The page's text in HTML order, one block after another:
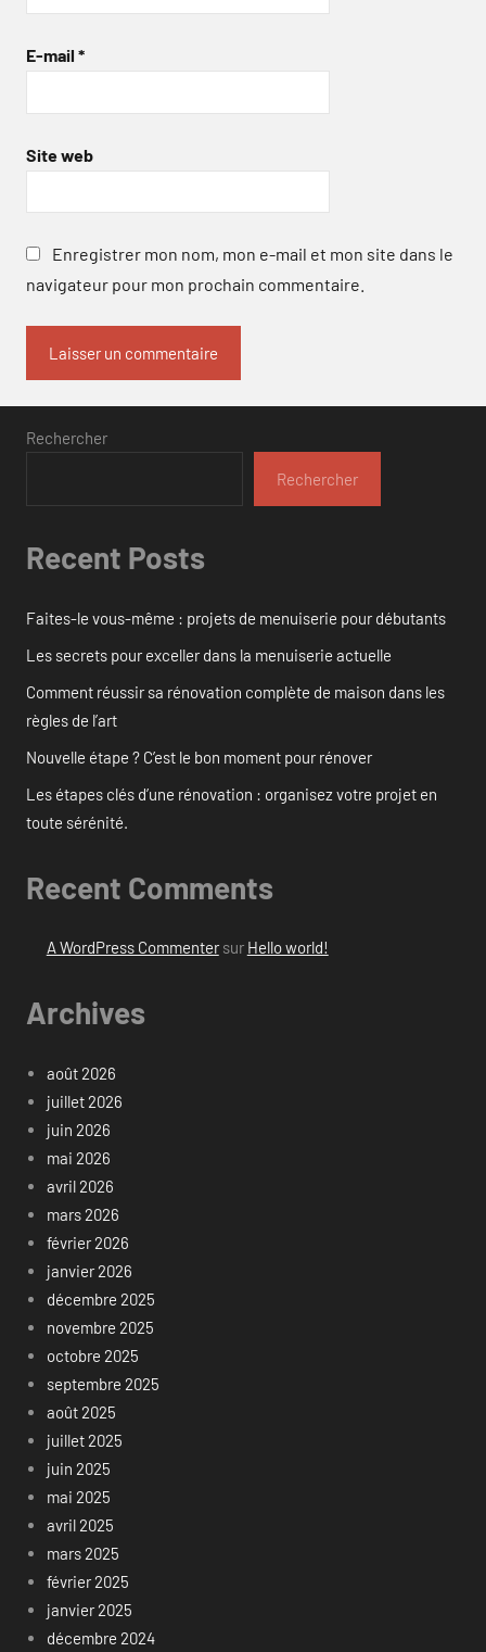
E-mail *
Site web
Enregistrer mon nom, mon e-mail et mon site dans le
navigateur pour mon prochain commentaire.
Rechercher
Rechercher
Recent Posts
Faites-le vous-même : projets de menuiserie pour débutants
Les secrets pour exceller dans la menuiserie actuelle
Comment réussir sa rénovation complète de maison dans les
règles de l’art
Nouvelle étape ? C’est le bon moment pour rénover
Les étapes clés d’une rénovation : organisez votre projet en
toute sérénité.
Recent Comments
A WordPress Commentersur Hello world!
Archives
août 2026
juillet 2026
juin 2026
mai 2026
avril 2026
mars 2026
février 2026
janvier 2026
décembre 2025
novembre 2025
octobre 2025
septembre 2025
août 2025
juillet 2025
juin 2025
mai 2025
avril 2025
mars 2025
février 2025
janvier 2025
décembre 2024